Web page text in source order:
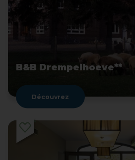
B&B Drempelhoeve**
Découvrez